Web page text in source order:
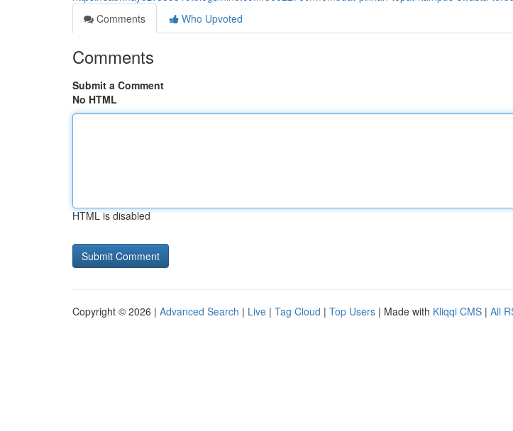
Comments
Who Upvoted
Comments
Submit a Comment
No HTML
HTML is disabled
Copyright © 2026 | Advanced Search | Live | Tag Cloud | Top Users | Made with Kliqqi CMS | All